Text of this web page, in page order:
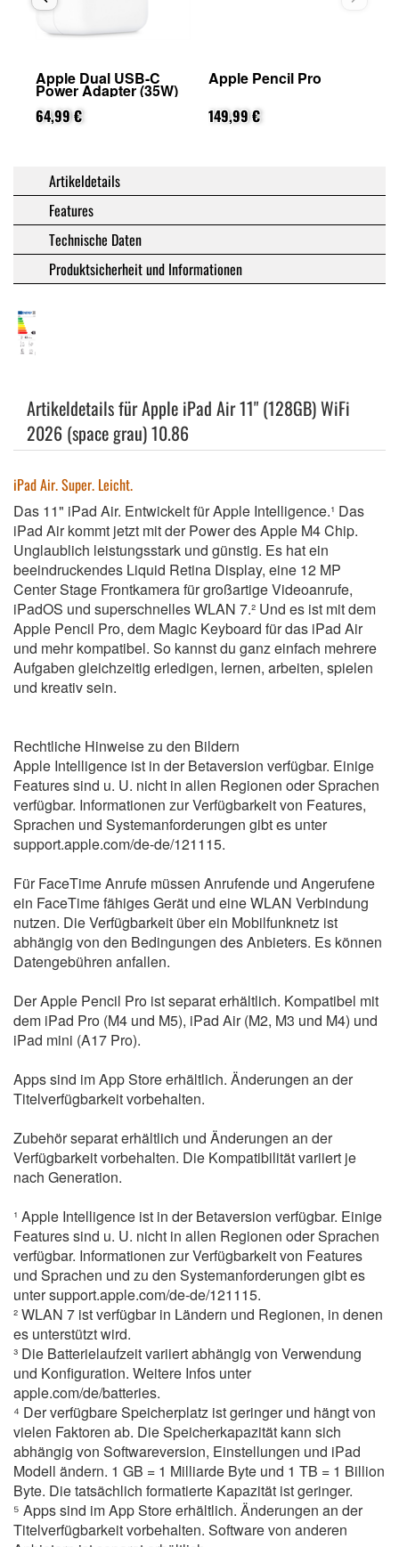
Apple Dual USB-C
Power Adapter (35W)
64,99 €
Apple Pencil Pro
149,99 €
Artikeldetails
Features
Technische Daten
Produktsicherheit und Informationen
Artikeldetails für Apple iPad Air 11" (128GB) WiFi
2026 (space grau) 10.86
iPad Air. Super. Leicht.
Das 11" iPad Air. Entwickelt für Apple Intelligence.¹ Das
iPad Air kommt jetzt mit der Power des Apple M4 Chip.
Unglaublich leistungsstark und günstig. Es hat ein
beeindruckendes Liquid Retina Display, eine 12 MP
Center Stage Frontkamera für großartige Videoanrufe,
iPadOS und superschnelles WLAN 7.² Und es ist mit dem
Apple Pencil Pro, dem Magic Keyboard für das iPad Air
und mehr kompatibel. So kannst du ganz einfach mehrere
Aufgaben gleichzeitig erledigen, lernen, arbeiten, spielen
und kreativ sein.
Rechtliche Hinweise zu den Bildern
Apple Intelligence ist in der Betaversion verfügbar. Einige
Features sind u. U. nicht in allen Regionen oder Sprachen
verfügbar. Informationen zur Verfügbarkeit von Features,
Sprachen und Systemanforderungen gibt es unter
support.apple.com/de-de/121115.
Für FaceTime Anrufe müssen Anrufende und Angerufene
ein FaceTime fähiges Gerät und eine WLAN Verbindung
nutzen. Die Verfügbarkeit über ein Mobilfunknetz ist
abhängig von den Bedingungen des Anbieters. Es können
Datengebühren anfallen.
Der Apple Pencil Pro ist separat erhältlich. Kompatibel mit
dem iPad Pro (M4 und M5), iPad Air (M2, M3 und M4) und
iPad mini (A17 Pro).
Apps sind im App Store erhältlich. Änderungen an der
Titelverfügbarkeit vorbehalten.
Zubehör separat erhältlich und Änderungen an der
Verfügbarkeit vorbehalten. Die Kompatibilität variiert je
nach Generation.
¹ Apple Intelligence ist in der Betaversion verfügbar. Einige
Features sind u. U. nicht in allen Regionen oder Sprachen
verfügbar. Informationen zur Verfügbarkeit von Features
und Sprachen und zu den Systemanforderungen gibt es
unter support.apple.com/de-de/121115.
² WLAN 7 ist verfügbar in Ländern und Regionen, in denen
es unterstützt wird.
³ Die Batterielaufzeit variiert abhängig von Verwendung
und Konfiguration. Weitere Infos unter
apple.com/de/batteries.
⁴ Der verfügbare Speicherplatz ist geringer und hängt von
vielen Faktoren ab. Die Speicherkapazität kann sich
abhängig von Softwareversion, Einstellungen und iPad
Modell ändern. 1 GB = 1 Milliarde Byte und 1 TB = 1 Billion
Byte. Die tatsächlich formatierte Kapazität ist geringer.
⁵ Apps sind im App Store erhältlich. Änderungen an der
Titelverfügbarkeit vorbehalten. Software von anderen